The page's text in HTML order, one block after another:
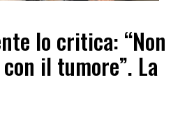
lo critica: “Non
il tumore”. La